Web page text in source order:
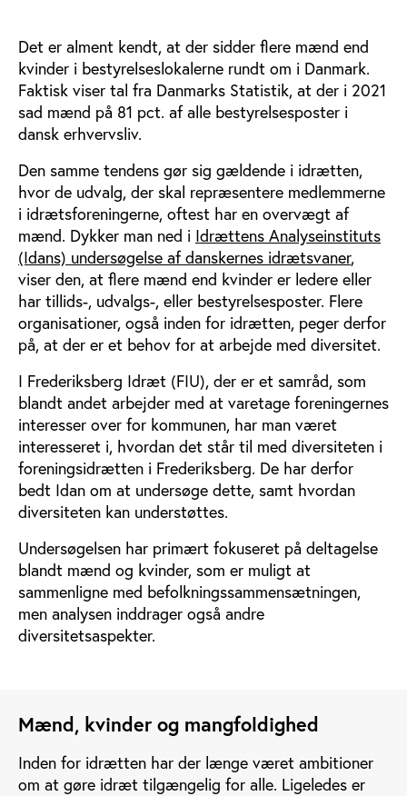
Det er alment kendt, at der sidder flere mænd end
kvinder i bestyrelseslokalerne rundt om i Danmark.
Faktisk viser tal fra Danmarks Statistik, at der i 2021
sad mænd på 81 pct. af alle bestyrelsesposter i
dansk erhvervsliv.
Den samme tendens gør sig gældende i idrætten,
hvor de udvalg, der skal repræsentere medlemmerne
i idrætsforeningerne, oftest har en overvægt af
mænd. Dykker man ned i Idrættens Analyseinstituts
(Idans) undersøgelse af danskernes idrætsvaner,
viser den, at flere mænd end kvinder er ledere eller
har tillids-, udvalgs-, eller bestyrelsesposter. Flere
organisationer, også inden for idrætten, peger derfor
på, at der er et behov for at arbejde med diversitet.
I Frederiksberg Idræt (FIU), der er et samråd, som
blandt andet arbejder med at varetage foreningernes
interesser over for kommunen, har man været
interesseret i, hvordan det står til med diversiteten i
foreningsidrætten i Frederiksberg. De har derfor
bedt Idan om at undersøge dette, samt hvordan
diversiteten kan understøttes.
Undersøgelsen har primært fokuseret på deltagelse
blandt mænd og kvinder, som er muligt at
sammenligne med befolkningssammensætningen,
men analysen inddrager også andre
diversitetsaspekter.
Mænd, kvinder og mangfoldighed
Inden for idrætten har der længe været ambitioner
om at gøre idræt tilgængelig for alle. Ligeledes er